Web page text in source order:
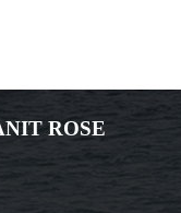
ROSE